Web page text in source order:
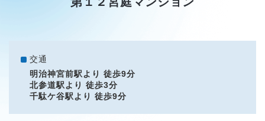
交通
明治神宮前駅より 徒歩9分
北参道駅より 徒歩3分
千駄ケ谷駅より 徒歩9分